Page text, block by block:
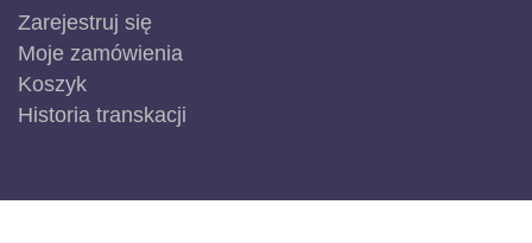
Zarejestruj się
Moje zamówienia
Koszyk
Historia transkacji